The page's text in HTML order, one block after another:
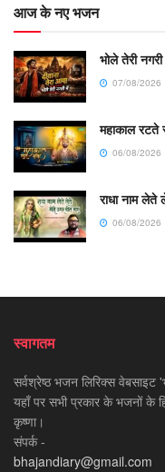
आज के नए भजन
भोले तेरी
07/08/2026
महाकाल रटते
06/08/2026
राधा नाम लेते
06/08/2026
स्वागतम
सर्वश्रेष्ठ भजन लिरिक्स
यहाँ पर सभी प्रकार के भजनों के
कृष्णा।
संपर्क -
bhajandiary@gmail.com